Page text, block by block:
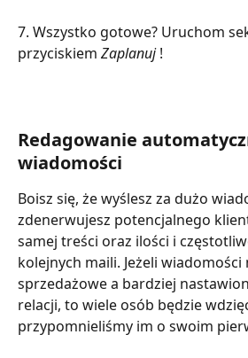
7. Wszystko gotowe? Uruchom
przyciskiem Zaplanuj !
Redagowanie
wiadomości
Boisz się, że wyślesz za dużo
zdenerwujesz potencjalnego
samej treści oraz ilości i
kolejnych maili. Jeżeli
sprzedażowe a bardziej
relacji, to wiele osób będzie
przypomnieliśmy im o swoim